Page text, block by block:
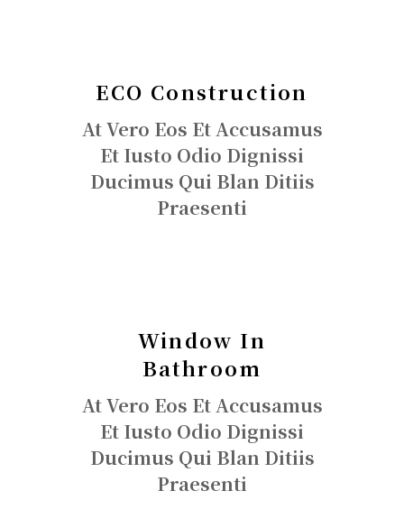
ECO Construction
At Vero Eos Et Accusamus
Et Iusto Odio Dignissi
Ducimus Qui Blan Ditiis
Praesenti
Window In
Bathroom
At Vero Eos Et Accusamus
Et Iusto Odio Dignissi
Ducimus Qui Blan Ditiis
Praesenti